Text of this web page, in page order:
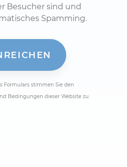
Besucher sind und
Spamming.
Formulars stimmen Sie den
Bedingungen dieser Website zu.